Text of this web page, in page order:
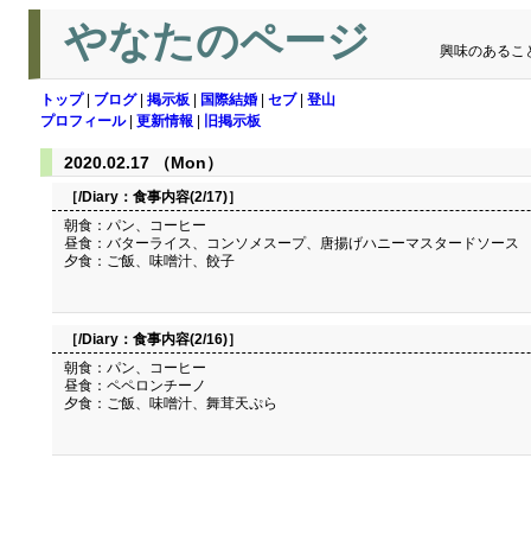
やなたのページ 興味のあるこ
トップ| ブログ| 掲示板 国際結婚 セブ| 登山
プロフィール| 更新情報 旧掲示板
2020.02.17 （Mon）
［/Diary： 食事内容(2/17)］
朝食：パン、コーヒー
昼食：バターライス、コンソメスープ、唐揚げハニーマスタードソース
夕食：ご飯、味噌汁、餃子
［/Diary： 食事内容(2/16)］
朝食：パン、コーヒー
昼食：ペペロンチーノ
夕食：ご飯、味噌汁、舞茸天ぷら